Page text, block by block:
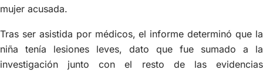
mujer acusada.
Tras ser asistida por médicos, el informe determinó que la
niña tenía lesiones leves, dato que fue sumado a la
investigación junto con el resto de las evidencias